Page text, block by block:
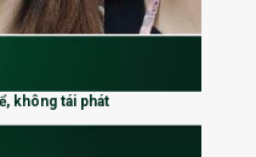
không tái phát